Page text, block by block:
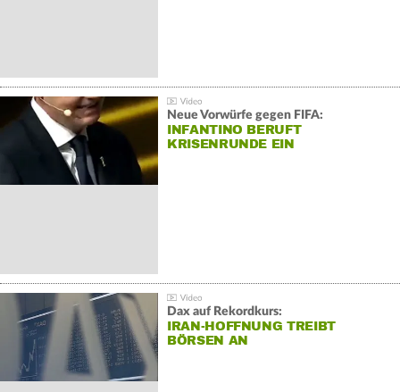
Neue Vorwürfe gegen FIFA:
INFANTINO BERUFT
KRISENRUNDE EIN
Dax auf Rekordkurs:
IRAN-HOFFNUNG TREIBT
BÖRSEN AN